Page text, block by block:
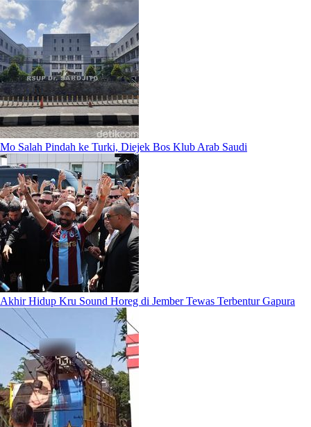
Mo Salah Pindah ke Turki, Diejek Bos Klub Arab Saudi
Akhir Hidup Kru Sound Horeg di Jember Tewas Terbentur Gapura